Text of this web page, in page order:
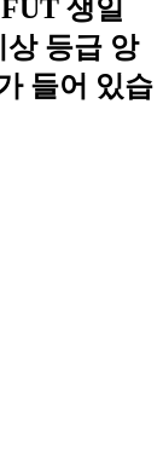
생일
상 등급 앙
들어 있습